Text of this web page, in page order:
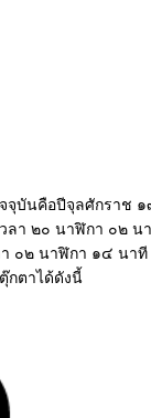
จุบันคือปีจุลศักราช
ลา ๒๐ นาฬิกา ๐๒ น
า ๐๒ นาฬิกา ๑๔ นา
กตาได้ดังนี้